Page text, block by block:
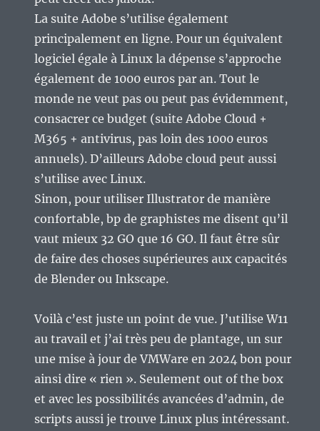
La suite Adobe s’utilise également
principalement en ligne. Pour un équivalent
logiciel égale à Linux la dépense s’approche
également de 1000 euros par an. Tout le
monde ne veut pas ou peut pas évidemment,
consacrer ce budget (suite Adobe Cloud +
M365 + antivirus, pas loin des 1000 euros
annuels). D’ailleurs Adobe cloud peut aussi
s’utilise avec Linux.
Sinon, pour utiliser Illustrator de manière
confortable, bp de graphistes me disent qu’il
vaut mieux 32 GO que 16 GO. Il faut être sûr
de faire des choses supérieures aux capacités
de Blender ou Inkscape.
Voilà c’est juste un point de vue. J’utilise W11
au travail et j’ai très peu de plantage, un sur
une mise à jour de VMWare en 2024 bon pour
ainsi dire « rien ». Seulement out of the box
et avec les possibilités avancées d’admin, de
scripts aussi je trouve Linux plus intéressant.